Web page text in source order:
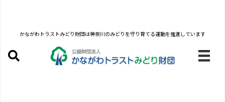
かながわトラストみどり財団は神奈川のみどりを守り育てる運動を推進しています